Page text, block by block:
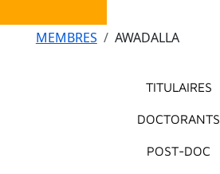
Fil d'Ariane
MEMBRES AWADALLA
Menu principalTITULAIRES
DOCTORANTS
POST-DOC